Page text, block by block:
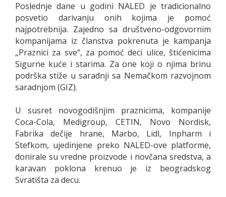
Poslednje dane u godini NALED je tradicionalno
posvetio darivanju onih kojima je pomoć
najpotrebnija. Zajedno sa društveno-odgovornim
kompanijama iz članstva pokrenuta je kampanja
„Praznici za sve“, za pomoć deci ulice, štićenicima
Sigurne kuće i starima. Za one koji o njima brinu
podrška stiže u saradnji sa Nemačkom razvojnom
saradnjom (GIZ).
U susret novogodišnjim praznicima, kompanije
Coca-Cola, Medigroup, CETIN, Novo Nordisk,
Fabrika dečije hrane, Marbo, Lidl, Inpharm i
Stefkom, ujedinjene preko NALED-ove platforme,
donirale su vredne proizvode i novčana sredstva, a
karavan poklona krenuo je iz beogradskog
Svratišta za decu.